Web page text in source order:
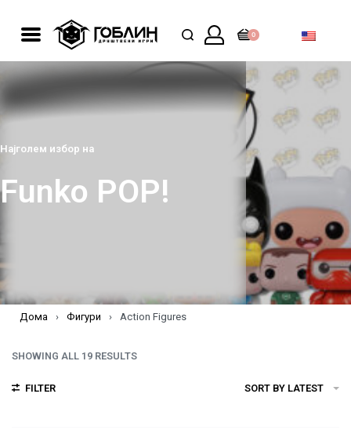
0
Најголем избор на
Funko POP!
Дома › Фигури › Action Figures
SHOWING ALL 19 RESULTS
FILTER SORT BY LATEST